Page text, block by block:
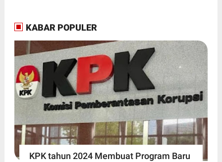
KABAR POPULER
KPK tahun 2024 Membuat Program Baru